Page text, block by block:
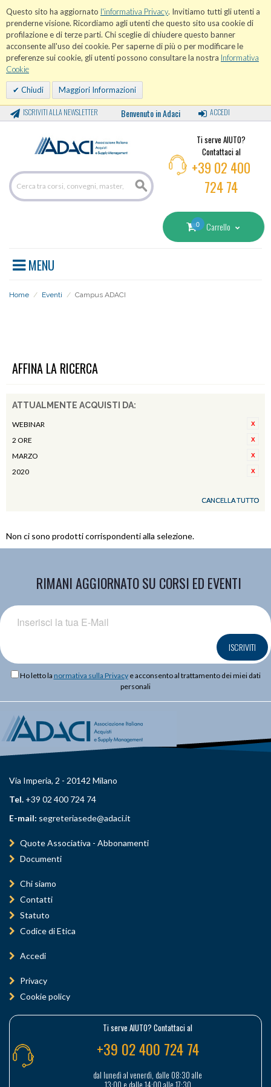
Questo sito ha aggiornato l'informativa Privacy. Invitiamo tutti gli utenti a
prenderne visione. Ricordiamo agli utenti che questo sito usa cookie di
profilazione e di terze parti. Chi sceglie di chiudere questo banner
acconsente all'uso dei cookie. Per saperne di più o per modificare le
preferenze sui cookie, gli utenti possono consultare la nostra Informativa
Cookie
Chiudi Maggiori Informazioni
ISCRIVITI ALLA NEWSLETTER Benvenuto in Adaci ACCEDI
Ti serve AIUTO?
Contattaci al
+39 02 400
724 74
0 Carrello
MENU
Home / Eventi / Campus ADACI
AFFINA LA RICERCA
ATTUALMENTE ACQUISTI DA:
WEBINAR
2 ORE
MARZO
2020
CANCELLA TUTTO
Non ci sono prodotti corrispondenti alla selezione.
RIMANI AGGIORNATO SU CORSI ED EVENTI
ISCRIVITI
Ho letto la normativa sulla Privacye acconsento al trattamento dei miei dati
personali
Via Imperia, 2 - 20142 Milano
Tel. +39 02 400 724 74
E-mail: segreteriasede@adaci.it
Quote Associativa - Abbonamenti
Documenti
Chi siamo
Contatti
Statuto
Codice di Etica
Accedi
Privacy
Cookie policy
Ti serve AIUTO? Contattaci al
+39 02 400 724 74
dal lunedì al venerdì, dalle 08:30 alle
13:00 e dalle 14:00 alle 17:30